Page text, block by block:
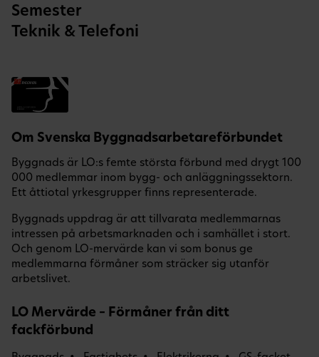
Semester
Teknik & Telefoni
Om Svenska Byggnadsarbetareförbundet
Byggnads är LO:s femte största förbund med drygt 100
000 medlemmar inom bygg- och anläggningssektorn.
Ett åttiotal yrkesgrupper finns representerade.
Byggnads uppdrag är att tillvarata medlemmarnas
intressen på arbetsmarknaden och i samhället i stort.
Och genom LO-mervärde kan vi som bonus ge
medlemmarna förmåner som sträcker sig utanför
arbetslivet.
LO Mervärde – Förmåner från ditt
fackförbund